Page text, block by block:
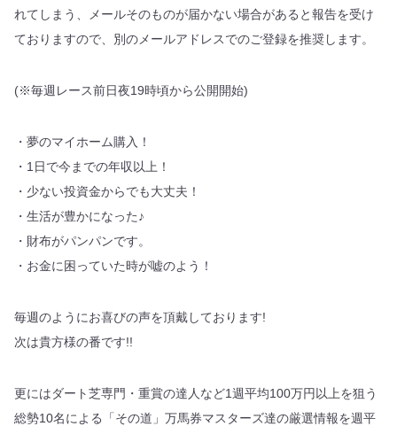
れてしまう、メールそのものが届かない場合があると報告を受け
ておりますので、別のメールアドレスでのご登録を推奨します。
(※毎週レース前日夜19時頃から公開開始)
・夢のマイホーム購入！
・1日で今までの年収以上！
・少ない投資金からでも大丈夫！
・生活が豊かになった♪
・財布がパンパンです。
・お金に困っていた時が嘘のよう！
毎週のようにお喜びの声を頂戴しております!
次は貴方様の番です!!
更にはダート芝専門・重賞の達人など1週平均100万円以上を狙う
総勢10名による「その道」万馬券マスターズ達の厳選情報を週平